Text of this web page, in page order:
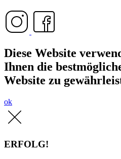
Diese Website
Ihnen die
Website zu
ok
ERFOLG!